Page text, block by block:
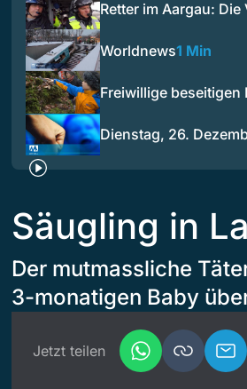
Retter im Aargau: Die
Worldnews1 Min
Freiwillige
Dienstag, 26.
Säugling in
Der mutmassliche
3-monatigen Baby
Jetzt teilen